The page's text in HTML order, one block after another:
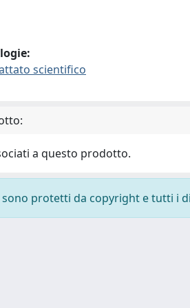
scientifico
a questo prodotto.
sono protetti da copyright e tutti i